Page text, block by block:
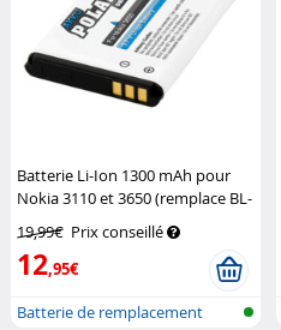
Batterie Li-Ion 1300 mAh pour
Nokia 3110 et 3650 (remplace BL-
19,99€ Prix conseillé
12,95€
Batterie de remplacement